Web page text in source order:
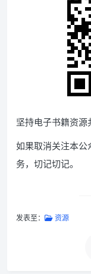
坚持电子书籍资源
如果取消关注本公
务，切记切记。
发表至： 资源